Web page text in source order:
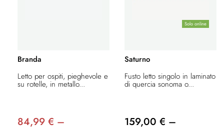
Branda
Letto per ospiti, pieghevole e
su rotelle, in metallo...
84,99 € –
Solo online
Saturno
Fusto letto singolo in laminato
di quercia sonoma o...
159,00 € –